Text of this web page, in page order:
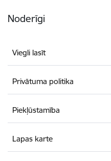
Noderīgi
Viegli lasīt
Privātuma politika
Piekļūstamība
Lapas karte